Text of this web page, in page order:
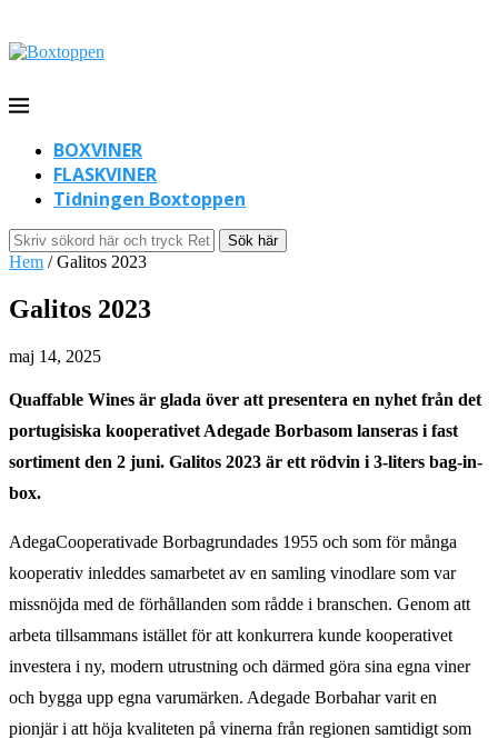
BOXVINER
FLASKVINER
Tidningen Boxtoppen
Sök här
Hem /Galitos 2023
Galitos 2023
maj 14, 2025
Quaffable Wines är glada över att presentera en nyhet från det
portugisiska kooperativet Adegade Borbasom lanseras i fast
sortiment den 2 juni. Galitos 2023 är ett rödvin i 3-liters bag-in-
box.
AdegaCooperativade Borbagrundades 1955 och som för många
kooperativ inleddes samarbetet av en samling vinodlare som var
missnöjda med de förhållanden som rådde i branschen. Genom att
arbeta tillsammans istället för att konkurrera kunde kooperativet
investera i ny, modern utrustning och därmed göra sina egna viner
och bygga upp egna varumärken. Adegade Borbahar varit en
pionjär i att höja kvaliteten på vinerna från regionen samtidigt som